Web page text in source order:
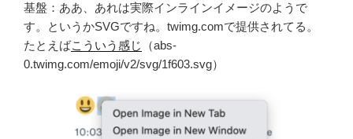
基盤：ああ、あれは実際インラインイメージのようで
す。というかSVGですね。twimg.comで提供されてる。
たとえばこういう感じ
（abs-
0.twimg.com/emoji/v2/svg/1f603.svg）